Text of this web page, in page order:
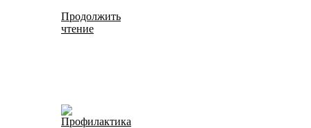
Продолжить
чтение